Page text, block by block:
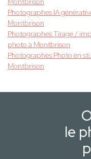
Photographes IA
Montbrison
Photographes Tirage /
photo à Montbrison
Photographes Photo en
Montbrison
le